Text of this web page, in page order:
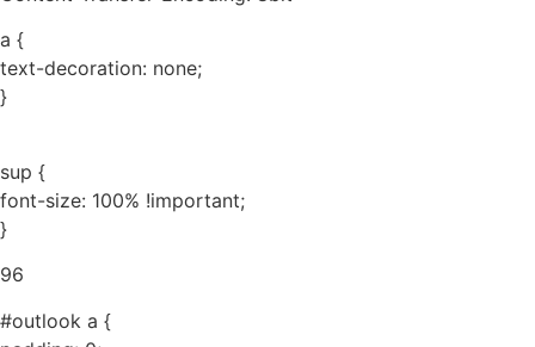
a {
text-decoration: none;
}
sup {
font-size: 100% !important;
}
96
#outlook a {